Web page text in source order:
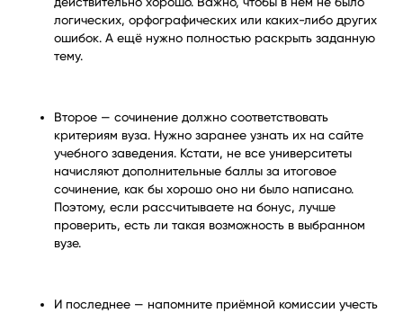
логических, орфографических или каких-либо других
ошибок. А ещё нужно полностью раскрыть заданную
тему.
Второе — сочинение должно соответствовать
критериям вуза. Нужно заранее узнать их на сайте
учебного заведения. Кстати, не все университеты
начисляют дополнительные баллы за итоговое
сочинение, как бы хорошо оно ни было написано.
Поэтому, если рассчитываете на бонус, лучше
проверить, есть ли такая возможность в выбранном
вузе.
И последнее — напомните приёмной комиссии учесть